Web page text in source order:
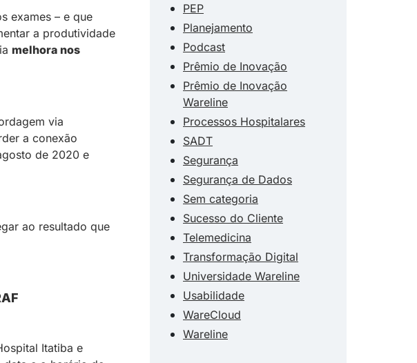
exames – e que
a produtividade
melhora nos
via
a conexão
de 2020 e
ao resultado que
Itatiba e
PEP
Planejamento
Podcast
Prêmio de Inovação
Prêmio de Inovação
Wareline
Processos Hospitalares
SADT
Segurança
Segurança de Dados
Sem categoria
Sucesso do Cliente
Telemedicina
Transformação Digital
Universidade Wareline
Usabilidade
WareCloud
Wareline